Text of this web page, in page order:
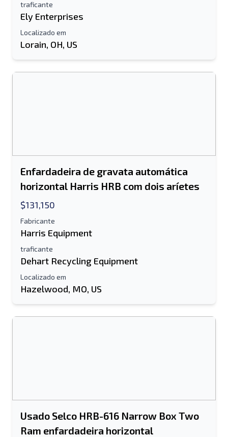
Endereço de e-mail
Móvel
Enviar
traficante
Ely Enterprises
Localizado em
Lorain, OH, US
Enfardadeira de gravata automática
horizontal Harris HRB com dois aríetes
$131,150
Fabricante
Harris Equipment
traficante
Dehart Recycling Equipment
Localizado em
Hazelwood, MO, US
Usado Selco HRB-616 Narrow Box Two
Ram enfardadeira horizontal
Enviar para um amigo
Lista de texto para dispositivo móvel
Seu nome completo
informação adicional